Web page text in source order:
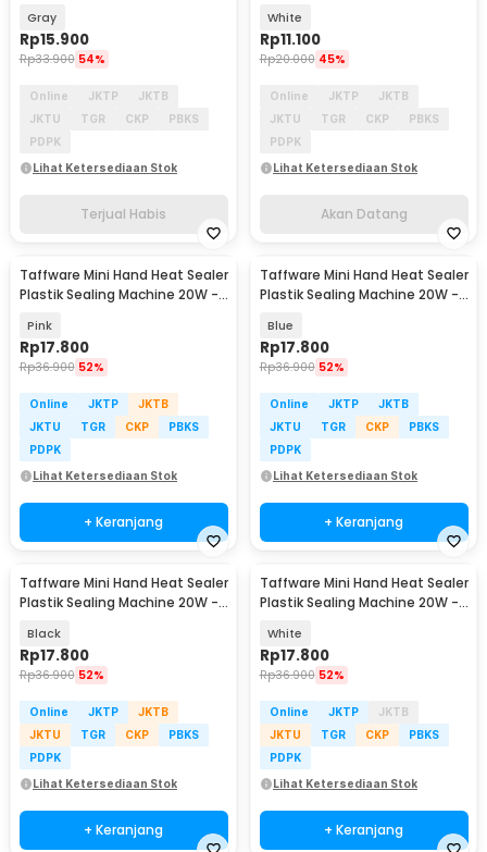
Gray
Rp15.900
Rp33.900 54%
Online JKTP
JKTB
JKTU
TGR CKP
PBKS
PDPK
Lihat Ketersediaan Stok
Terjual Habis
White
Rp11.100
Rp20.000 45%
Online JKTP
JKTB
JKTU
TGR CKP
PBKS
PDPK
Lihat Ketersediaan Stok
Akan Datang
Taffware Mini Hand Heat Sealer
Plastik Sealing Machine 20W -
Pink
Rp17.800
Rp36.900 52%
Online JKTP
JKTB
JKTU
TGR CKP
PBKS
PDPK
Lihat Ketersediaan Stok
+ Keranjang
Taffware Mini Hand Heat Sealer
Plastik Sealing Machine 20W -
Blue
Rp17.800
Rp36.900 52%
Online JKTP
JKTB
JKTU
TGR CKP
PBKS
PDPK
Lihat Ketersediaan Stok
+ Keranjang
Taffware Mini Hand Heat Sealer
Plastik Sealing Machine 20W -
Black
Rp17.800
Rp36.900 52%
Online JKTP
JKTB
JKTU
TGR CKP
PBKS
PDPK
Lihat Ketersediaan Stok
+ Keranjang
Taffware Mini Hand Heat Sealer
Plastik Sealing Machine 20W -
White
Rp17.800
Rp36.900 52%
Online JKTP
JKTB
JKTU
TGR CKP
PBKS
PDPK
Lihat Ketersediaan Stok
+ Keranjang